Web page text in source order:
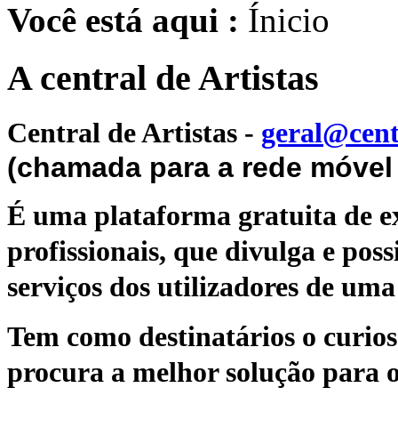
Você está aqui : Ínicio
A central de Artistas
Central de Artistas -
(chamada para a rede
É uma plataforma gratuita de
profissionais, que divulga e
serviços dos utilizadores de
Tem como destinatários o
procura a melhor solução para